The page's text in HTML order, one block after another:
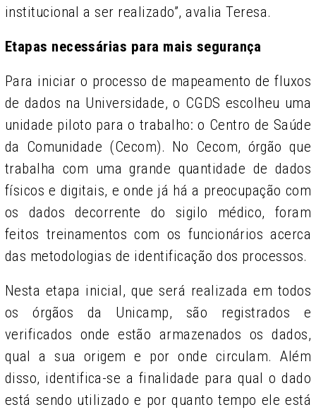
institucional a ser realizado”, avalia Teresa.
Etapas necessárias para mais segurança
Para iniciar o processo de mapeamento de fluxos
de dados na Universidade, o CGDS escolheu uma
unidade piloto para o trabalho: o Centro de Saúde
da Comunidade (Cecom). No Cecom, órgão que
trabalha com uma grande quantidade de dados
físicos e digitais, e onde já há a preocupação com
os dados decorrente do sigilo médico, foram
feitos treinamentos com os funcionários acerca
das metodologias de identificação dos processos.
Nesta etapa inicial, que será realizada em todos
os órgãos da Unicamp, são registrados e
verificados onde estão armazenados os dados,
qual a sua origem e por onde circulam. Além
disso, identifica-se a finalidade para qual o dado
está sendo utilizado e por quanto tempo ele está